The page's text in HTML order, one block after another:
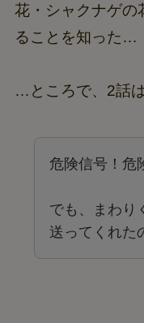
花・シャクナゲの
ることを知った…
…ところで、2話は
危険信号！危
でも、まわり
送ってくれた